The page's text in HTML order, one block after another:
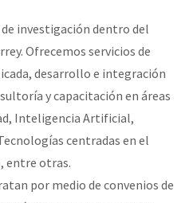
investigación dentro del
Ofrecemos servicios de
desarrollo e integración
y capacitación en áreas
Inteligencia Artificial,
centradas en el
entre otras.
por medio de convenios de